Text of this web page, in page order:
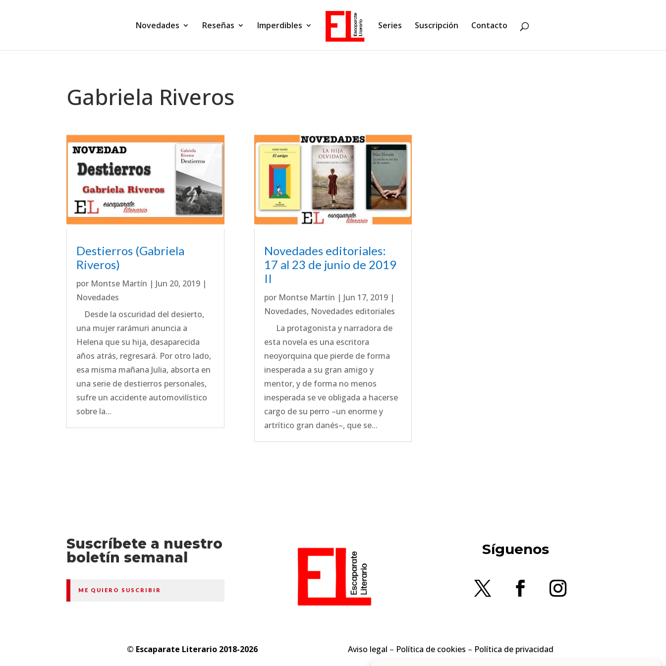
Novedades Reseñas Imperdibles Series Suscripción Contacto
Gabriela Riveros
Destierros (Gabriela
Riveros)
por Montse Martín | Jun 20, 2019 |
Novedades
Desde la oscuridad del desierto,
una mujer rarámuri anuncia a
Helena que su hija, desaparecida
años atrás, regresará. Por otro lado,
esa misma mañana Julia, absorta en
una serie de destierros personales,
sufre un accidente automovilístico
sobre la...
Novedades editoriales:
17 al 23 de junio de 2019
II
por Montse Martín | Jun 17, 2019|
Novedades, Novedades editoriales
La protagonista y narradora de
esta novela es una escritora
neoyorquina que pierde de forma
inesperada a su gran amigo y
mentor, y de forma no menos
inesperada se ve obligada a hacerse
cargo de su perro –un enorme y
artrítico gran danés–, que se...
Suscríbete a nuestro
boletín semanal
ME QUIERO SUSCRIBIR
Síguenos
© Escaparate Literario 2018-2026 Aviso legal – Política de cookies – Política de privacidad